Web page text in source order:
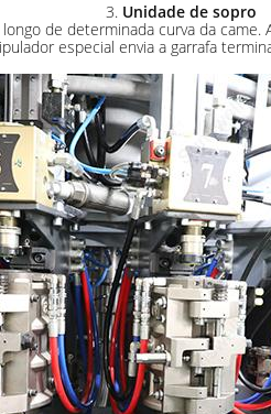
3. Unidade de sopro
de determinada curva da
especial envia a garrafa